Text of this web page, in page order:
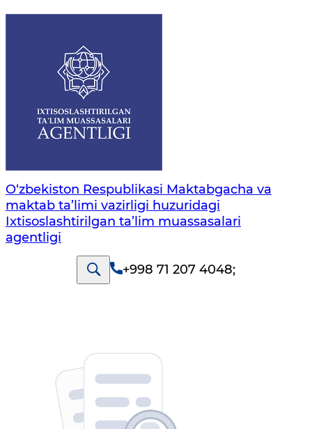
O‘zbekiston Respublikasi Maktabgacha va
maktab ta’limi vazirligi huzuridagi
Ixtisoslashtirilgan ta’lim muassasalari
agentligi
+998 71 207 4048;